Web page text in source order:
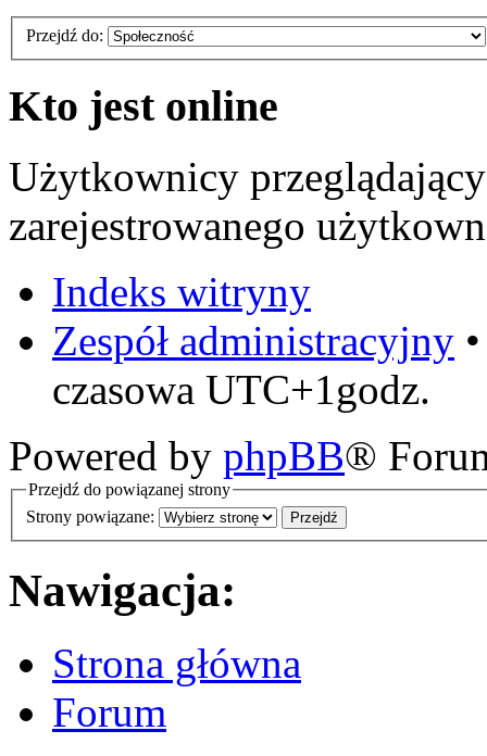
Przejdź do:
Kto jest online
Użytkownicy
zarejestrowanego
Indeks witryny
Zespół administracyjny
czasowa UTC+1godz.
Powered by phpBB®
Przejdź do powiązanej strony
Strony powiązane:
Nawigacja:
Strona główna
Forum